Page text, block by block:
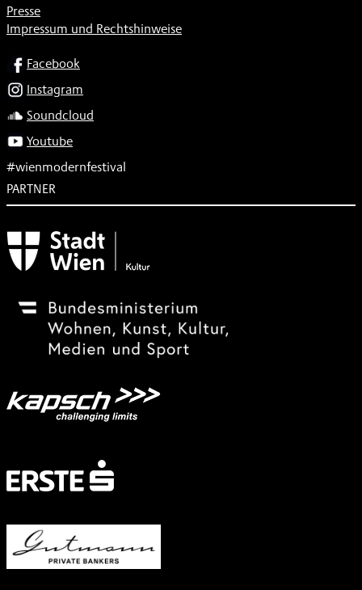
Presse
Impressum und Rechtshinweise
SOCIALFacebook
Instagram
Soundcloud
Youtube
#wienmodernfestival
PARTNER
Subventionsgeber